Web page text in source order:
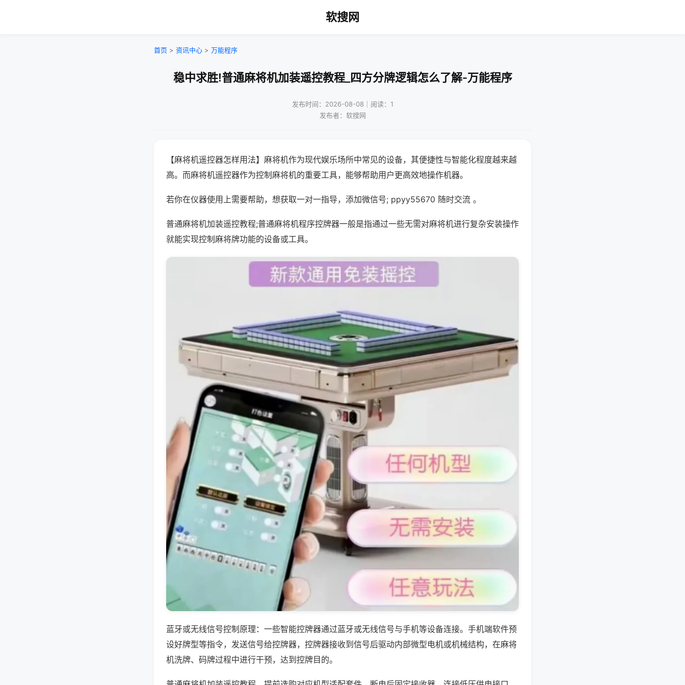
软搜网
首页 > 资讯中心 > 万能程序
稳中求胜!普通麻将机加装遥控教程_四方分牌逻辑怎么了解-万能程序
发布时间：2026-08-08｜阅读：1
发布者：软搜网
【麻将机遥控器怎样用法】麻将机作为现代娱乐场所中常见的设备，其便捷性与智能化程度越来越
高。而麻将机遥控器作为控制麻将机的重要工具，能够帮助用户更高效地操作机器。
若你在仪器使用上需要帮助，想获取一对一指导，添加微信号; ppyy55670 随时交流 。
普通麻将机加装遥控教程;普通麻将机程序控牌器一般是指通过一些无需对麻将机进行复杂安装操作
就能实现控制麻将牌功能的设备或工具。
蓝牙或无线信号控制原理：一些智能控牌器通过蓝牙或无线信号与手机等设备连接。手机端软件预
设好牌型等指令，发送信号给控牌器，控牌器接收到信号后驱动内部微型电机或机械结构，在麻将
机洗牌、码牌过程中进行干预，达到控牌目的。